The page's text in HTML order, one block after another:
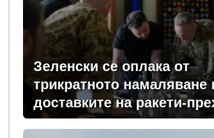
Зеленски се оплака от
трикратното намаляване
доставките на ракети-
от Запада за Киев